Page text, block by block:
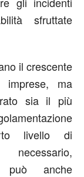
sfruttate
il crescente
imprese, ma
sia il più
livello di
può anche